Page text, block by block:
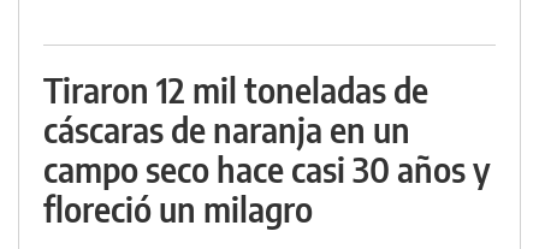
Tiraron 12 mil toneladas de
cáscaras de naranja en un
campo seco hace casi 30 años y
floreció un milagro